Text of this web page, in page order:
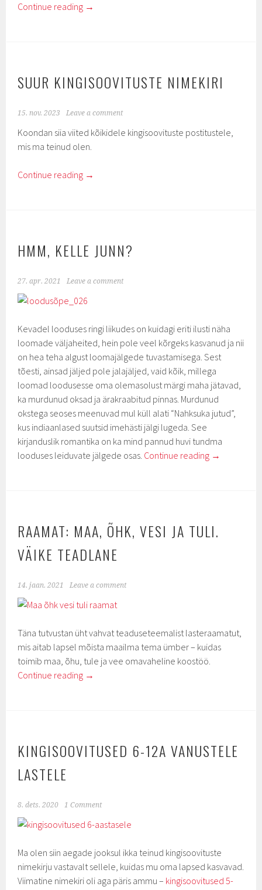
Continue reading →
SUUR KINGISOOVITUSTE NIMEKIRI
15. nov. 2023 Leave a comment
Koondan siia viited kõikidele kingisoovituste postitustele,
mis ma teinud olen.
Continue reading →
HMM, KELLE JUNN?
27. apr. 2021 Leave a comment
Kevadel looduses ringi liikudes on kuidagi eriti ilusti näha
loomade väljaheited, hein pole veel kõrgeks kasvanud ja nii
on hea teha algust loomajälgede tuvastamisega. Sest
tõesti, ainsad jäljed pole jalajäljed, vaid kõik, millega
loomad loodusesse oma olemasolust märgi maha jätavad,
ka murdunud oksad ja ärakraabitud pinnas. Murdunud
okstega seoses meenuvad mul küll alati “Nahksuka jutud”,
kus indiaanlased suutsid imehästi jälgi lugeda. See
kirjanduslik romantika on ka mind pannud huvi tundma
looduses leiduvate jälgede osas. Continue reading →
RAAMAT: MAA, ÕHK, VESI JA TULI.
VÄIKE TEADLANE
14. jaan. 2021 Leave a comment
Täna tutvustan üht vahvat teaduseteemalist lasteraamatut,
mis aitab lapsel mõista maailma tema ümber – kuidas
toimib maa, õhu, tule ja vee omavaheline koostöö.
Continue reading →
KINGISOOVITUSED 6-12A VANUSTELE
LASTELE
8. dets. 2020 1 Comment
Ma olen siin aegade jooksul ikka teinud kingisoovituste
nimekirju vastavalt sellele, kuidas mu oma lapsed kasvavad.
Viimatine nimekiri oli aga päris ammu – kingisoovitused 5-